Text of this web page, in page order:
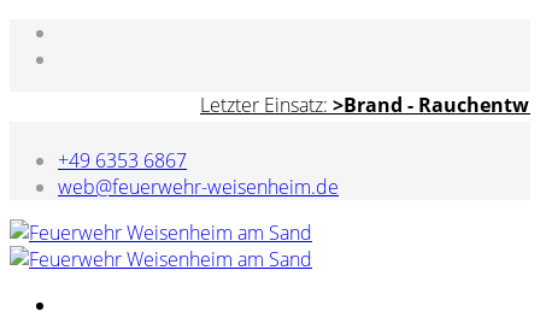
Letzter Einsatz:>Brand -
+49 6353 6867
web@feuerwehr-weisenheim.de